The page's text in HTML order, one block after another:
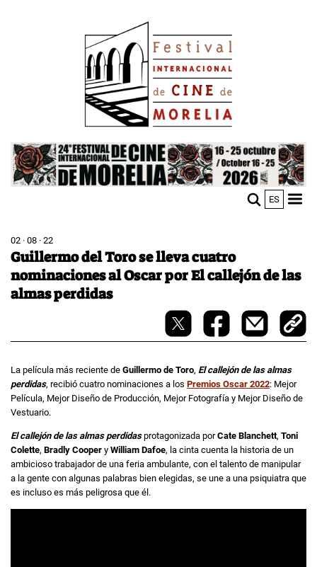
Image
ES
02 · 08 · 22
Guillermo del Toro se lleva cuatro
nominaciones al Oscar por El callejón de las
almas perdidas
La película más reciente de Guillermo de Toro, El callejón de las almas
perdidas, recibió cuatro nominaciones a los Premios Oscar 2022: Mejor
Película, Mejor Diseño de Producción, Mejor Fotografía y Mejor Diseño de
Vestuario.
El callejón de las almas perdidasprotagonizada porCate Blanchett, Toni
Colette, Bradly Cooper y William Dafoe, la cinta cuenta la historia de un
ambicioso trabajador de una feria ambulante, con el talento de manipular
a la gente con algunas palabras bien elegidas, se une a una psiquiatra que
es incluso es más peligrosa que él.